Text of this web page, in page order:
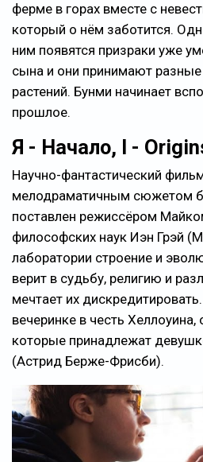
ферме в горах вместе с
который о нём заботится.
ним появятся призраки уже
сына и они принимают
растений. Бунми начинает
прошлое.
Я - Начало, I -
Научно-фантастический
мелодраматичным сюжетом
поставлен режиссёром
философских наук Иэн Грэй
лаборатории строение и
верит в судьбу, религию и
мечтает их
вечеринке в честь Хеллоуина,
которые принадлежат
(Астрид Берже-Фрисби).